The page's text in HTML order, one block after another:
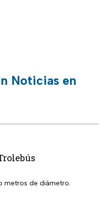
Noticias en
metros de diámetro.